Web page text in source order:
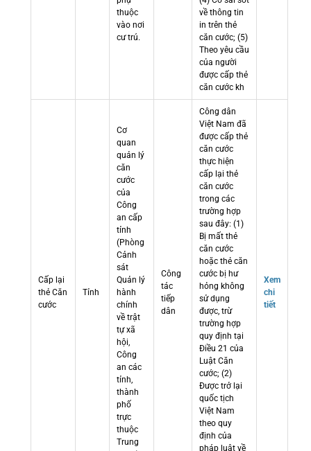
thuộc
vào nơi
cư trú.
về thông tin
in trên thẻ
căn cước; (5)
Theo yêu cầu
của người
được cấp thẻ
căn cước kh
Cấp lại
thẻ Căn
cước
Tỉnh
Cơ
quan
quản lý
căn
cước
của
Công
an cấp
tỉnh
(Phòng
Cảnh
sát
Quản lý
hành
chính
về trật
tự xã
hội,
Công
an các
tỉnh,
thành
phố
trực
thuộc
Trung
Công
tác
tiếp
dân
Công dân
Việt Nam đã
được cấp thẻ
căn cước
thực hiện
cấp lại thẻ
căn cước
trong các
trường hợp
sau đây: (1)
Bị mất thẻ
căn cước
hoặc thẻ căn
cước bị hư
hỏng không
sử dụng
được, trừ
trường hợp
quy định tại
Điều 21 của
Luật Căn
cước; (2)
Được trở lại
quốc tịch
Việt Nam
theo quy
định của
pháp luật về
Xem
chi
tiết